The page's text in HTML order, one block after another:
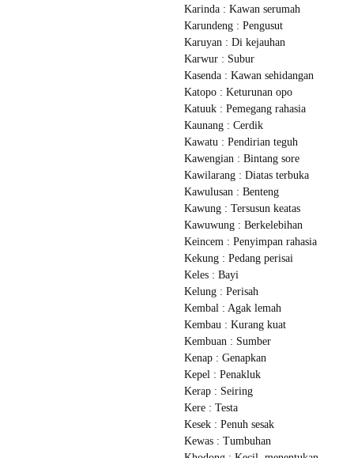
Karinda : Kawan serumah
Karundeng : Pengusut
Karuyan : Di kejauhan
Karwur : Subur
Kasenda : Kawan sehidangan
Katopo : Keturunan opo
Katuuk : Pemegang rahasia
Kaunang : Cerdik
Kawatu : Pendirian teguh
Kawengian : Bintang sore
Kawilarang : Diatas terbuka
Kawulusan : Benteng
Kawung : Tersusun keatas
Kawuwung : Berkelebihan
Keincem : Penyimpan rahasia
Kekung : Pedang perisai
Keles : Bayi
Kelung : Perisah
Kembal : Agak lemah
Kembau : Kurang kuat
Kembuan : Sumber
Kenap : Genapkan
Kepel : Penakluk
Kerap : Seiring
Kere : Testa
Kesek : Penuh sesak
Kewas : Tumbuhan